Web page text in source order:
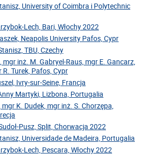
University of Coimbra i Polytechnic
Lech, Bari, Włochy 2022
Neapolis University Pafos, Cypr
TBU, Czechy
mgr inż. M. Gabryel-Raus, mgr E. Gancarz,
R. Turek, Pafos, Cypr
Ivry-sur-Seine, Francja
Martyki, Lizbona, Portugalia
K. Dudek, mgr inż. S. Chorzępa,
Pusz, Split, Chorwacja 2022
Universidade de Madeira, Portugalia
Lech, Pescara, Włochy 2022